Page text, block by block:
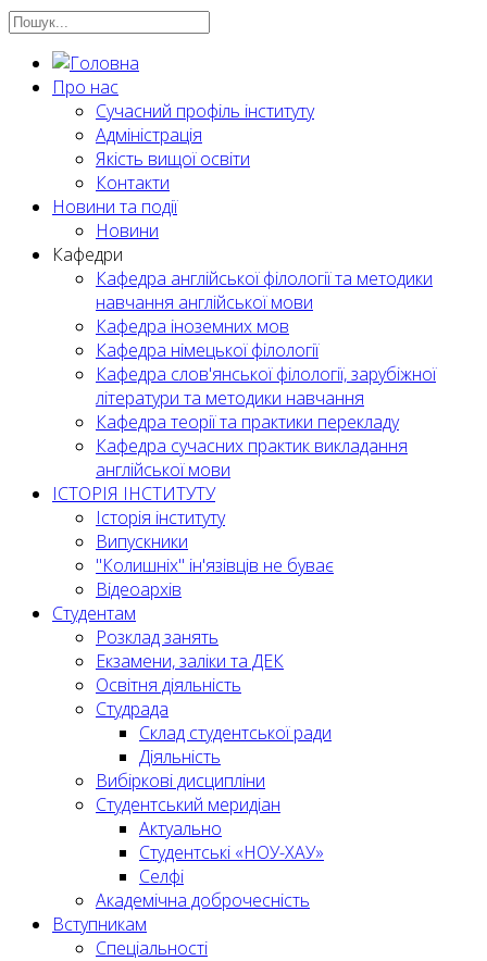
Про нас
Сучасний профіль інституту
Адміністрація
Якість вищої освіти
Контакти
Новини та події
Новини
Кафедри
Кафедра англійської філології та методики
навчання англійської мови
Кафедра іноземних мов
Кафедра німецької філології
Кафедра слов'янської філології, зарубіжної
літератури та методики навчання
Кафедра теорії та практики перекладу
Кафедра сучасних практик викладання
англійської мови
ІСТОРІЯ ІНСТИТУТУ
Історія інституту
Випускники
"Колишніх" ін'язівців не буває
Відеоархів
Студентам
Розклад занять
Екзамени, заліки та ДЕК
Освітня діяльність
Студрада
Склад студентської ради
Діяльність
Вибіркові дисципліни
Студентський меридіан
Актуально
Студентські «НОУ-ХАУ»
Селфі
Академічна доброчесність
Вступникам
Спеціальності